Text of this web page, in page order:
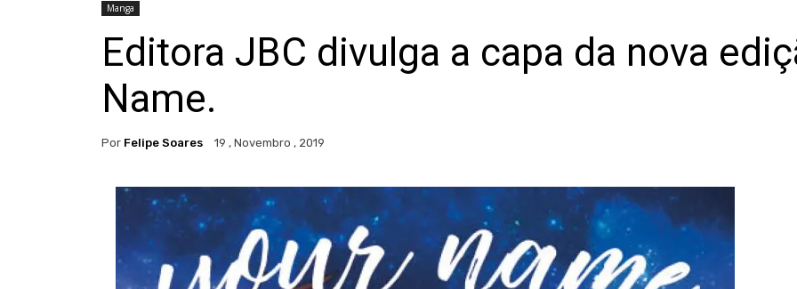
Manga
Editora JBC divulga a capa da nova
Name.
Por Felipe Soares 19 , Novembro , 2019